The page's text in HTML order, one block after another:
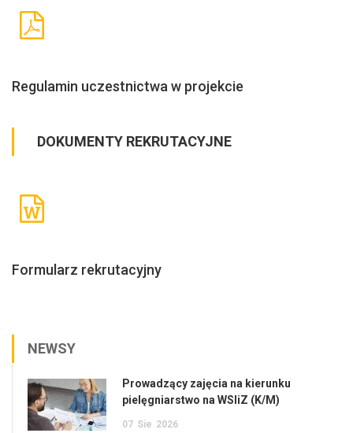
Regulamin uczestnictwa w projekcie
DOKUMENTY REKRUTACYJNE
Formularz rekrutacyjny
NEWSY
Prowadzący zajęcia na kierunku
pielęgniarstwo na WSIiZ (K/M)
07 Sie 2026